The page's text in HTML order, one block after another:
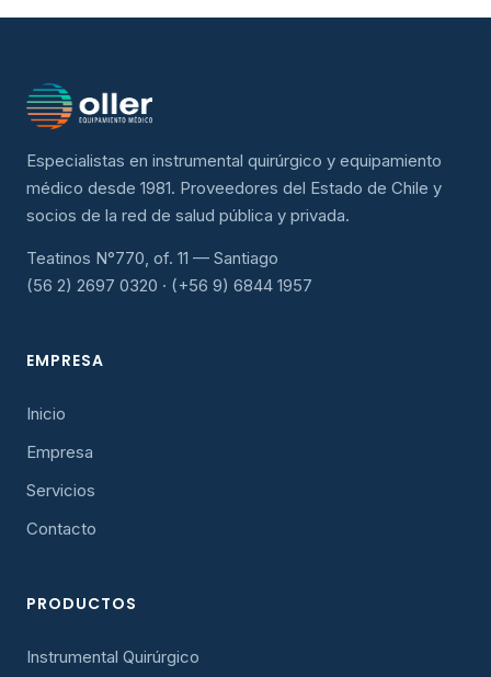
Especialistas en instrumental quirúrgico y equipamiento
médico desde 1981. Proveedores del Estado de Chile y
socios de la red de salud pública y privada.
Teatinos N°770, of. 11 — Santiago
(56 2) 2697 0320 · (+56 9) 6844 1957
EMPRESA
Inicio
Empresa
Servicios
Contacto
PRODUCTOS
Instrumental Quirúrgico